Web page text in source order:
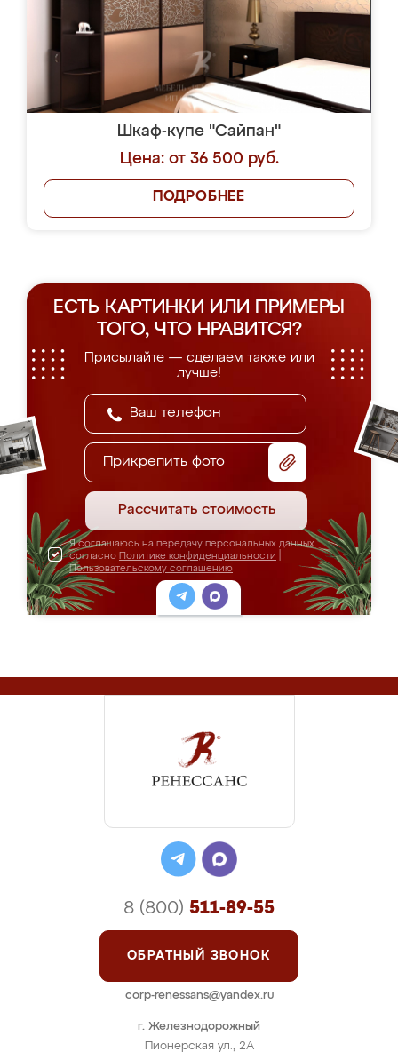
Шкаф-купе "Сайпан"
Цена: от 36 500 руб.
ПОДРОБНЕЕ
ЕСТЬ КАРТИНКИ ИЛИ ПРИМЕРЫ
ТОГО, ЧТО НРАВИТСЯ?
Присылайте — сделаем также или
лучше!
Прикрепить фото
Рассчитать стоимость
Я соглашаюсь на передачу персональных данных
согласно Политике конфиденциальности
Пользовательскому соглашению
г. Железнодорожный
Пионерская ул., 2А
8 (800) 511-89-55
ОБРАТНЫЙ ЗВОНОК
corp-renessans@yandex.ru